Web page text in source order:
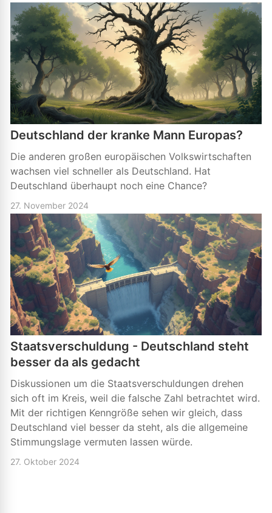
Deutschland der kranke Mann Europas?
Die anderen großen europäischen Volkswirtschaften
wachsen viel schneller als Deutschland. Hat
Deutschland überhaupt noch eine Chance?
27. November 2024
Staatsverschuldung - Deutschland steht
besser da als gedacht
Diskussionen um die Staatsverschuldungen drehen
sich oft im Kreis, weil die falsche Zahl betrachtet wird.
Mit der richtigen Kenngröße sehen wir gleich, dass
Deutschland viel besser da steht, als die allgemeine
Stimmungslage vermuten lassen würde.
27. Oktober 2024